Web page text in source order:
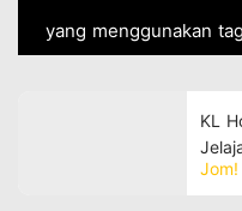
yang menggunakan
KL